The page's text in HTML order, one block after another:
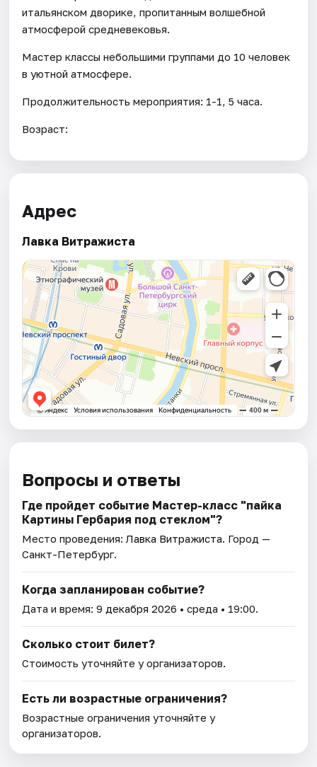
итальянском дворике, пропитанным волшебной
атмосферой средневековья.
Мастер классы небольшими группами до 10 человек
в уютной атмосфере.
Продолжительность мероприятия: 1-1, 5 часа.
Возраст:
Адрес
Лавка Витражиста
Вопросы и ответы
Где пройдет событие Мастер-класс "пайка
Картины Гербария под стеклом"?
Место проведения:Лавка Витражиста. Город —
Санкт-Петербург.
Когда запланирован событие?
Дата и время:9 декабря 2026 • среда • 19:00.
Сколько стоит билет?
Стоимость уточняйте у организаторов.
Есть ли возрастные ограничения?
Возрастные ограничения уточняйте у
организаторов.